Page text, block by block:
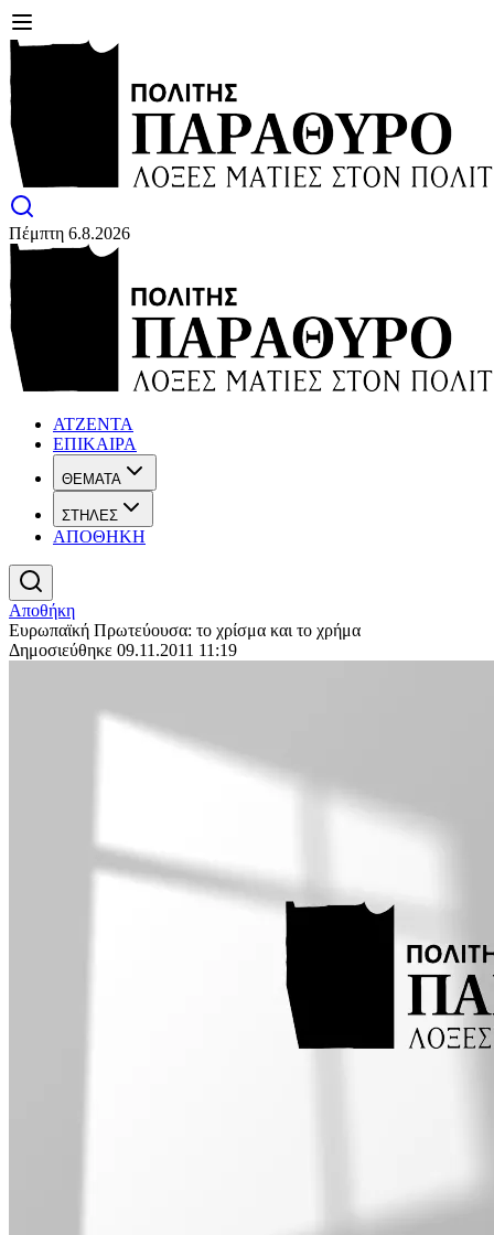
Πέμπτη 6.8.2026
ΑΤΖΕΝΤΑ
ΕΠΙΚΑΙΡΑ
ΘΕΜΑΤΑ
ΣΤΗΛΕΣ
ΑΠΟΘΗΚΗ
Αποθήκη
Ευρωπαϊκή Πρωτεύουσα: το χρίσμα και το χρήμα
Δημοσιεύθηκε 09.11.2011 11:19